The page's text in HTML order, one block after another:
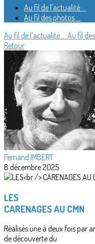
Au fil de l'actualité ...
Au fil des photos ...
Au fil de l'actualité ... Au fil
Retour
Fernand IMBERT
8 décembre 2025
LES
CARENAGES AU CMN
Réalisés une à deux fois par
de découverte du